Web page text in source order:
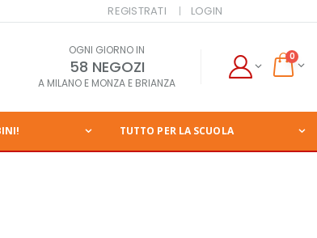
REGISTRATI LOGIN
OGNI GIORNO IN
58 NEGOZI
A MILANO E MONZA E BRIANZA
0
TUTTO PER LA SCUOLA